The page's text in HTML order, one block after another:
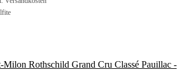
Milon Rothschild Grand Cru Classé Pauillac -